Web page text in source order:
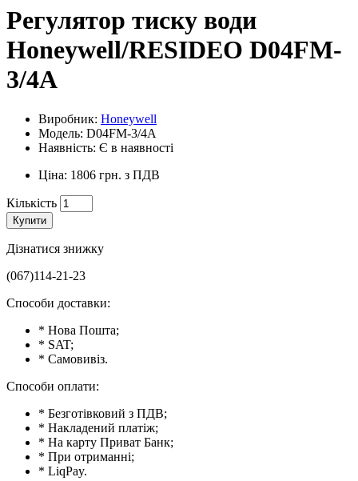
Регулятор тиску води
Honeywell/RESIDEO D04FM-
3/4A
Виробник: Honeywell
Модель: D04FM-3/4A
Наявність: Є в наявності
Ціна: 1806 грн. з ПДВ
Кількість
Купити
Дізнатися знижку
(067)114-21-23
Способи доставки:
* Нова Пошта;
* SAT;
* Самовивіз.
Способи оплати:
* Безготівковий з ПДВ;
* Накладений платіж;
* На карту Приват Банк;
* При отриманні;
* LiqPay.